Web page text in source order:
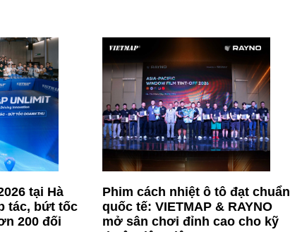
tại Hà
tác, bứt tốc
200 đối
Phim cách nhiệt ô tô đạt chuẩn
quốc tế: VIETMAP & RAYNO
mở sân chơi đỉnh cao cho kỹ